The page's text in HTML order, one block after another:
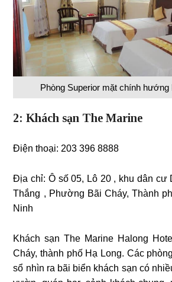
Phòng Superior mặt chính hướng
2: Khách sạn The Marine
Điện thoại: 203 396 8888
Địa chỉ: Ô số 05, Lô 20 , khu dân cư
Thắng , Phường Bãi Cháy, Thành
Ninh
Khách sạn The Marine Halong
Cháy, thành phố Hạ Long. Các
sổ nhìn ra bãi biển khách sạn có